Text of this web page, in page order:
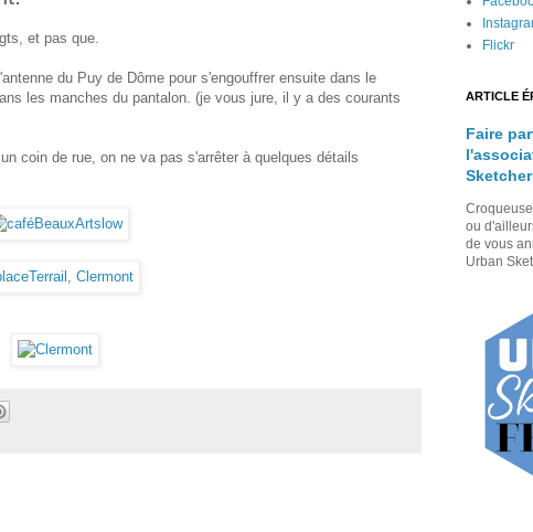
et pas que.
du Puy de Dôme pour s'engouffrer ensuite dans le
les manches du pantalon. (je vous jure, il y a des courants
coin de rue, on ne va pas s'arrêter à quelques détails
Flickr
ARTICLE
Faire
ou
de vous
Urban